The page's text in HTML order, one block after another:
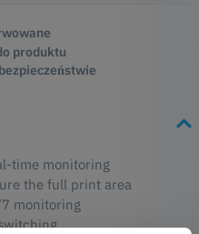
produktu
time monitoring
the full print area
monitoring